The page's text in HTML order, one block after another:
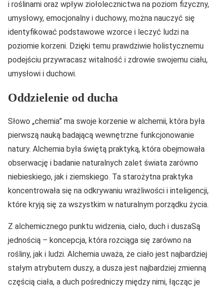
i roślinami oraz wpływ ziołolecznictwa na poziom fizyczny,
umysłowy, emocjonalny i duchowy, można nauczyć się
identyfikować podstawowe wzorce i leczyć ludzi na
poziomie korzeni. Dzięki temu prawdziwie holistycznemu
podejściu przywracasz witalność i zdrowie swojemu ciału,
umysłowi i duchowi.
Oddzielenie od ducha
Słowo „chemia” ma swoje korzenie w alchemii, która była
pierwszą nauką badającą wewnętrzne funkcjonowanie
natury. Alchemia była świętą praktyką, która obejmowała
obserwację i badanie naturalnych zalet świata zarówno
niebieskiego, jak i ziemskiego. Ta starożytna praktyka
koncentrowała się na odkrywaniu wrażliwości i inteligencji,
które kryją się za wszystkim w naturalnym porządku życia.
Z alchemicznego punktu widzenia, ciało, duch i duszaSą
jednością – koncepcja, która rozciąga się zarówno na
rośliny, jak i ludzi. Alchemia uważa, że ciało jest najbardziej
stałym atrybutem duszy, a dusza jest najbardziej zmienną
częścią ciała, a duch pośredniczy między nimi, łącząc je